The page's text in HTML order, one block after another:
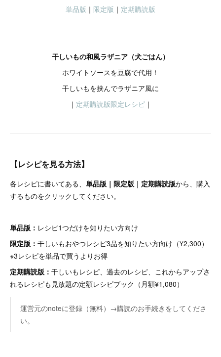
単品版 ｜ 限定版 ｜ 定期購読版
干しいもの和風ラザニア（犬ごはん）
ホワイトソースを豆腐で代用！
干しいもを挟んでラザニア風に
｜ 定期購読版限定レシピ ｜
【レシピを見る方法】
各レシピに書いてある、 単品版｜限定版｜定期購読版から、購入
するものをクリックしてください。
単品版： レシピ1つだけを知りたい方向け
限定版： 干しいもおやつレシピ3品を知りたい方向け（¥2,300）
※3レシピを単品で買うよりお得
定期購読版： 干しいもレシピ、過去のレシピ、これからアップさ
れるレシピも見放題の定額レシピブック（月額¥1,080）
運営元のnoteに登録（無料）→購読のお手続きをしてくださ
い。